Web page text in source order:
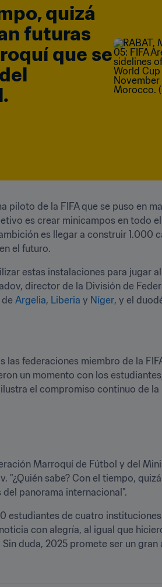
quizá
futuras
que se
de la FIFA que se puso en
es crear minicampos en todo
es llegar a construir 1.000
el futuro.
estas instalaciones para jugar
director de la División de
Argelia, Liberia y Níger, y el
las federaciones miembro de la
un momento con los
el compromiso continuo de
Marroquí de Fútbol y del
sabe? Con el tiempo,
panorama internacional".
de cuatro
con alegría, al igual que
Sin duda, 2025 promete ser un